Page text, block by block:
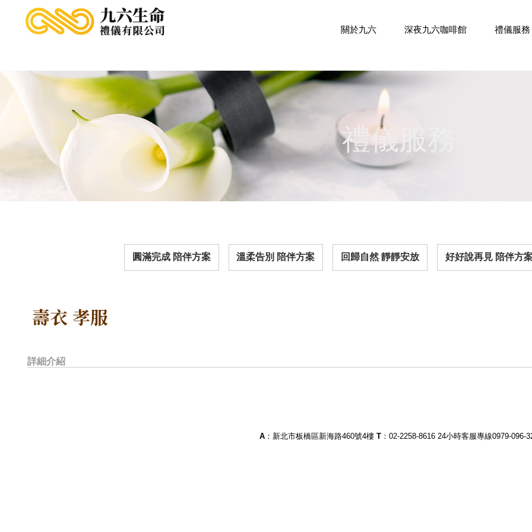
關於九六 深夜九六咖啡館 禮儀服務
禮儀服務
圓滿完成 陪伴方案 溫柔告別 陪伴方案 回歸自然 靜靜安放 好好說再見 陪伴方
壽衣 孝服
詳細介紹
A ：新北市板橋區新海路460號4樓 T ：02-2258-8616 24小時客服專線0979-096-